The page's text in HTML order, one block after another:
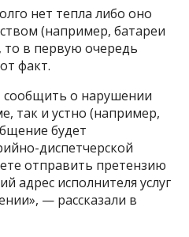
нет тепла либо оно
(например, батареи
то в первую очередь
факт.
сообщить о нарушении
так и устно (например,
будет
диспетчерской
отправить претензию
адрес исполнителя услуг
— рассказали в